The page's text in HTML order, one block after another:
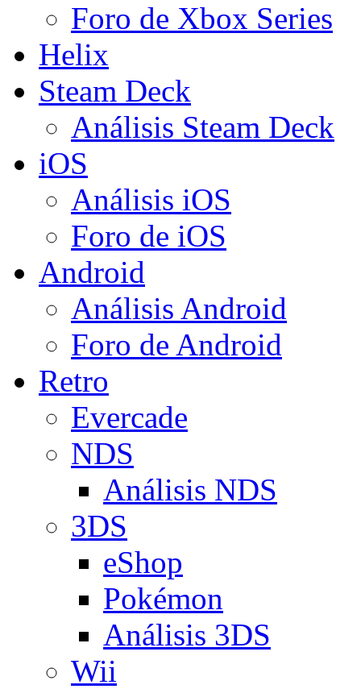
Foro de Xbox Series
Helix
Steam Deck
Análisis Steam Deck
iOS
Análisis iOS
Foro de iOS
Android
Análisis Android
Foro de Android
Retro
Evercade
NDS
Análisis NDS
3DS
eShop
Pokémon
Análisis 3DS
Wii